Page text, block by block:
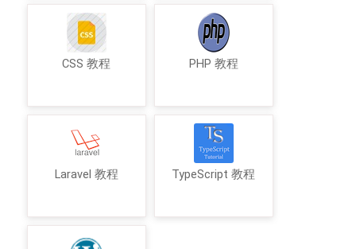
CSS 教程 PHP 教程
Laravel 教程 TypeScript 教程